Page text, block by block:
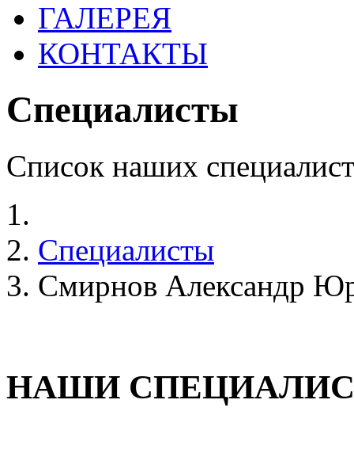
ГАЛЕРЕЯ
КОНТАКТЫ
Специалисты
Список наших
Специалисты
Смирнов Александр
НАШИ